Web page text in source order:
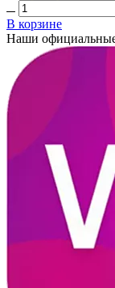
В корзине
Наши